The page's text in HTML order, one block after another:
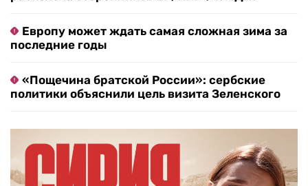
Европу может ждать самая сложная зима за
последние годы
«Пощечина братской России»: сербские
политики объяснили цель визита Зеленского